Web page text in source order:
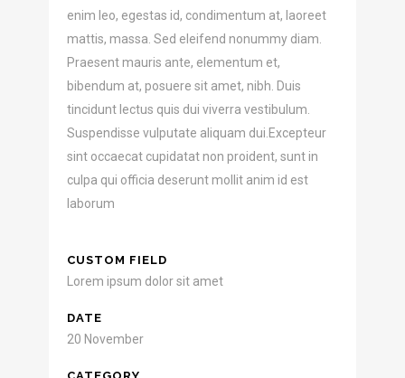
enim leo, egestas id, condimentum at, laoreet
mattis, massa. Sed eleifend nonummy diam.
Praesent mauris ante, elementum et,
bibendum at, posuere sit amet, nibh. Duis
tincidunt lectus quis dui viverra vestibulum.
Suspendisse vulputate aliquam dui.Excepteur
sint occaecat cupidatat non proident, sunt in
culpa qui officia deserunt mollit anim id est
laborum
CUSTOM FIELD
Lorem ipsum dolor sit amet
DATE
20 November